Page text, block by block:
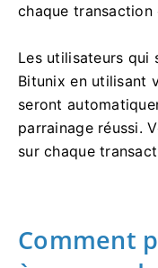
chaque transaction
Les utilisateurs qui
Bitunix en utilisant
seront
parrainage réussi.
sur chaque
Comment